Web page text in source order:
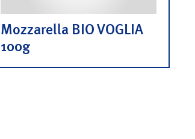
Mozzarella BIO VOGLIA
100g